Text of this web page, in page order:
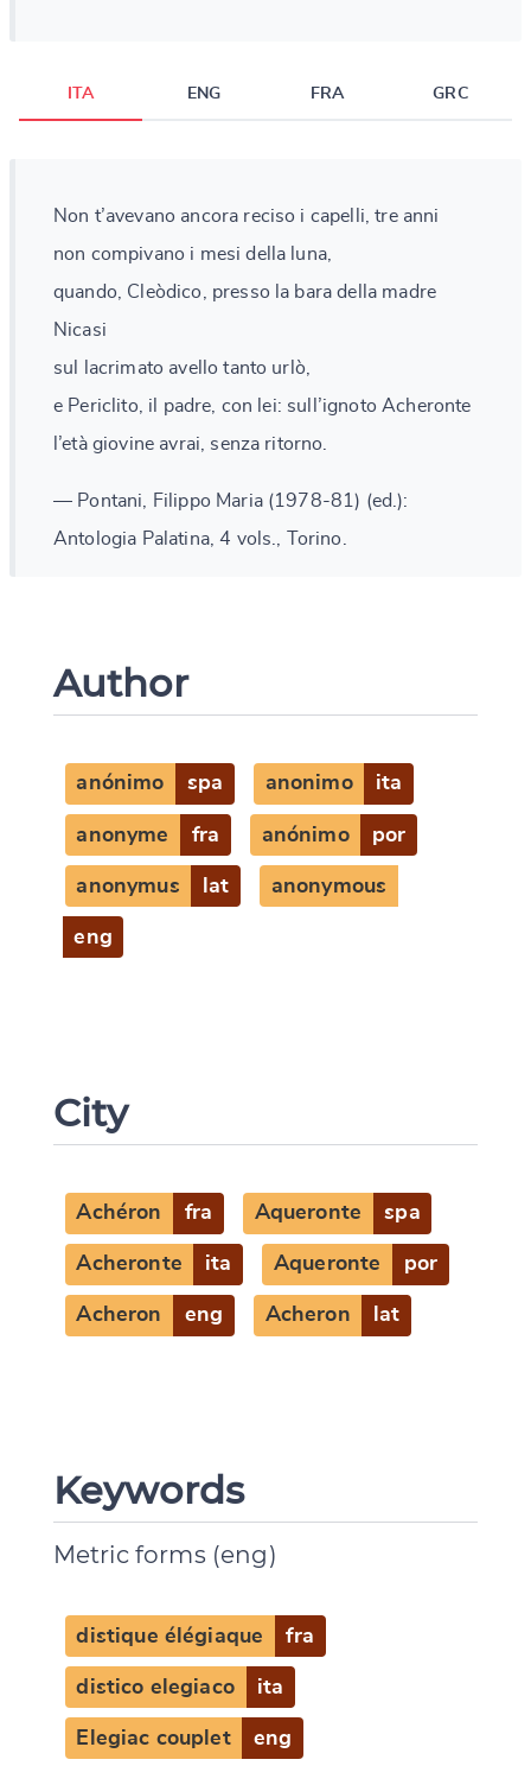
ITA ENG FRA GRC
Non t’avevano ancora reciso i capelli, tre anni
non compivano i mesi della luna,
quando, Cleòdico, presso la bara della madre
Nicasi
sul lacrimato avello tanto urlò,
e Periclito, il padre, con lei: sull’ignoto Acheronte
l’età giovine avrai, senza ritorno.
— Pontani, Filippo Maria (1978-81) (ed.):
Antologia Palatina, 4 vols., Torino.
Author
anónimo spa anonimo ita
anonyme fra anónimo por
anonymus lat anonymous
eng
City
Achéron fra Aqueronte spa
Acheronte ita Aqueronte por
Acheron eng Acheron lat
Keywords
Metric forms (eng)
distique élégiaque fra
distico elegiaco ita
Elegiac couplet eng